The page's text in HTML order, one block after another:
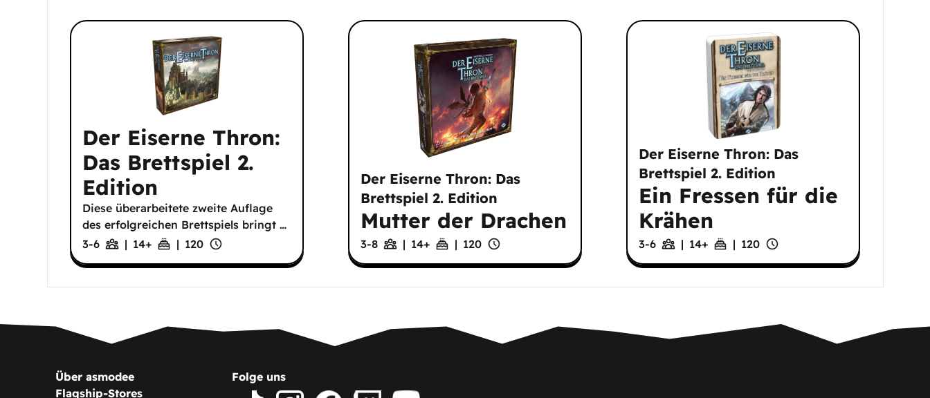
Der Eiserne Thron:
Das Brettspiel 2.
Edition
Diese überarbeitete zweite Auflage
des erfolgreichen Brettspiels bringt …
3-6
| 14+ | 120
Der Eiserne Thron: Das
Brettspiel 2. Edition
Mutter der Drachen
3-8 | 14+ | 120
Der Eiserne Thron: Das
Brettspiel 2. Edition
Ein Fressen für die
Krähen
3-6 | 14+ | 120
Über asmodee
Flagship-Stores
Folge uns